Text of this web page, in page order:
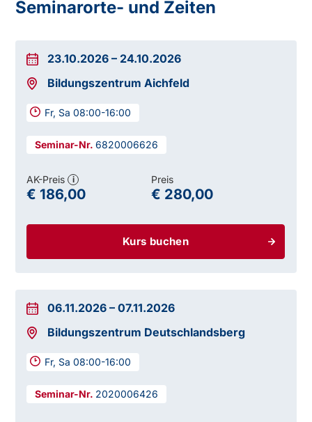
Seminarorte- und Zeiten
23.10.2026 – 24.10.2026
Bildungszentrum Aichfeld
Fr, Sa 08:00-16:00
6820006626
Kurs buchen
AK-Preis i
€ 186,00
Preis
€ 280,00
06.11.2026 –07.11.2026
Bildungszentrum Deutschlandsberg
Fr, Sa 08:00-16:00
2020006426